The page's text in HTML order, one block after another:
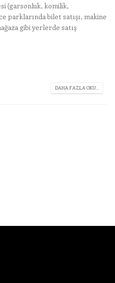
(garsonluk, komilik,
parklarında bilet satışı, makine
gibi yerlerde satış
DAHA FAZLA OKU...